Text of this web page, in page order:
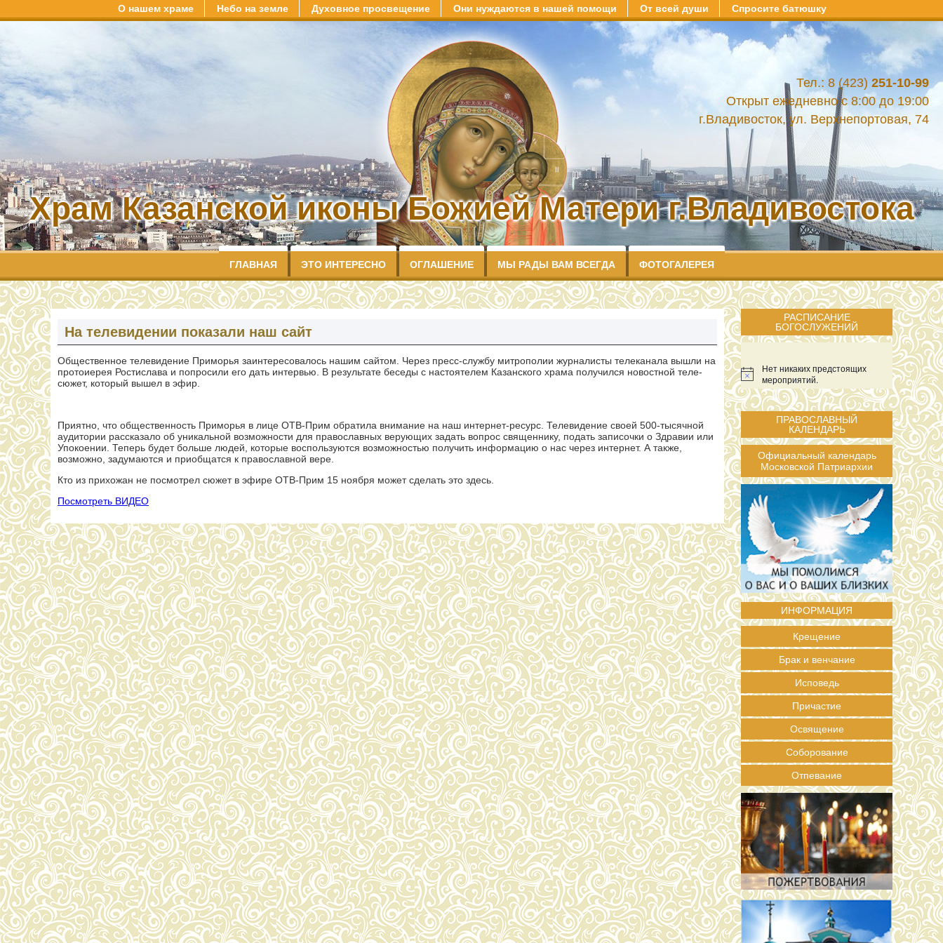
О нашем храме Небо на земле Духовное просвещение Они нуждаются в нашей помощи От всей души Спросите батюшку
Тел.: 8 (423) 251-10-99
Открыт ежедневно с 8:00 до 19:00
г.Владивосток, ул. Верхнепортовая, 74
Храм Казанской иконы Божией Матери г.Владивостока
ГЛАВНАЯ ЭТО ИНТЕРЕСНО ОГЛАШЕНИЕ МЫ РАДЫ ВАМ ВСЕГДА ФОТОГАЛЕРЕЯ
На телевидении показали наш сайт
Общественное телевидение Приморья заинтересовалось нашим сайтом. Через пресс-службу митрополии журналисты телеканала вышли на
протоиерея Ростислава и попросили его дать интервью. В результате беседы с настоятелем Казанского храма получился новостной теле-
сюжет, который вышел в эфир.
Приятно, что общественность Приморья в лице ОТВ-Прим обратила внимание на наш интернет-ресурс. Телевидение своей 500-тысячной
аудитории рассказало об уникальной возможности для православных верующих задать вопрос священнику, подать записочки о Здравии или
Упокоении. Теперь будет больше людей, которые воспользуются возможностью получить информацию о нас через интернет. А также,
возможно, задумаются и приобщатся к православной вере.
Кто из прихожан не посмотрел сюжет в эфире ОТВ-Прим 15 ноября может сделать это здесь.
Посмотреть ВИДЕО
РАСПИСАНИЕ
БОГОСЛУЖЕНИЙ
Нет никаких предстоящих
мероприятий.
ПРАВОСЛАВНЫЙ
КАЛЕНДАРЬ
Официальный календарь
Московской Патриархии
ИНФОРМАЦИЯ
Крещение
Брак и венчание
Исповедь
Причастие
Освящение
Соборование
Отпевание